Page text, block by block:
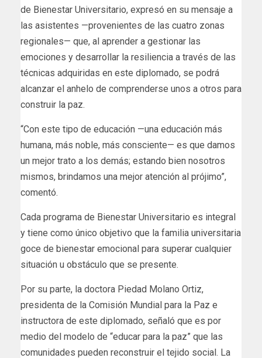
de Bienestar Universitario, expresó en su mensaje a
las asistentes —provenientes de las cuatro zonas
regionales— que, al aprender a gestionar las
emociones y desarrollar la resiliencia a través de las
técnicas adquiridas en este diplomado, se podrá
alcanzar el anhelo de comprenderse unos a otros para
construir la paz.
“Con este tipo de educación —una educación más
humana, más noble, más consciente— es que damos
un mejor trato a los demás; estando bien nosotros
mismos, brindamos una mejor atención al prójimo”,
comentó.
Cada programa de Bienestar Universitario es integral
y tiene como único objetivo que la familia universitaria
goce de bienestar emocional para superar cualquier
situación u obstáculo que se presente.
Por su parte, la doctora Piedad Molano Ortiz,
presidenta de la Comisión Mundial para la Paz e
instructora de este diplomado, señaló que es por
medio del modelo de “educar para la paz” que las
comunidades pueden reconstruir el tejido social. La